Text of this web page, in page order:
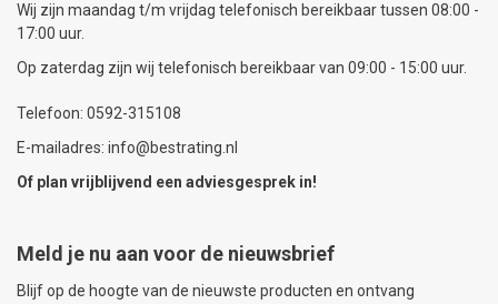
Wij zijn maandag t/m vrijdag telefonisch bereikbaar tussen 08:00 -
17:00 uur.
Op zaterdag zijn wij telefonisch bereikbaar van 09:00 - 15:00 uur.
Telefoon: 0592-315108
E-mailadres: info@bestrating.nl
Of plan vrijblijvend een adviesgesprek in!
Meld je nu aan voor de nieuwsbrief
Blijf op de hoogte van de nieuwste producten en ontvang